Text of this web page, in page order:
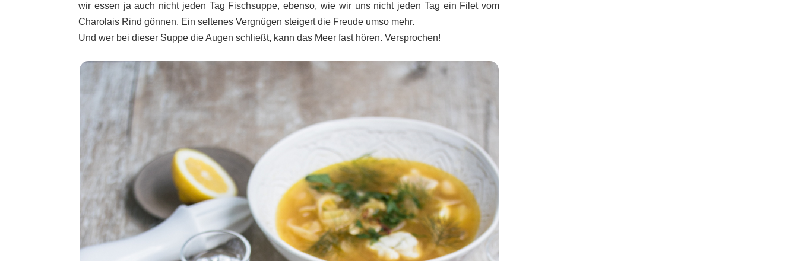
wir essen ja auch nicht jeden Tag Fischsuppe, ebenso, wie wir uns nicht jeden Tag ein Filet vom
Charolais Rind gönnen. Ein seltenes Vergnügen steigert die Freude umso mehr.
Und wer bei dieser Suppe die Augen schließt, kann das Meer fast hören. Versprochen!